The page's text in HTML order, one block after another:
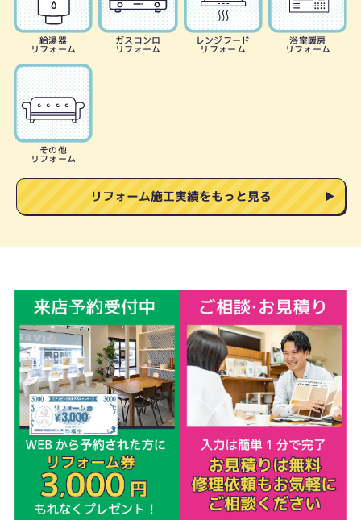
給湯器
リフォーム
ガスコンロ
リフォーム
レンジフード
リフォーム
浴室暖房
リフォーム
その他
リフォーム
リフォーム施工実績をもっと見る